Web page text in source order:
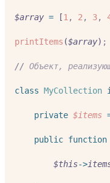
$array = [1, 2, 3,
printItems ($array) ;
// Объект,
class MyCollection
private $items
public function
$this->